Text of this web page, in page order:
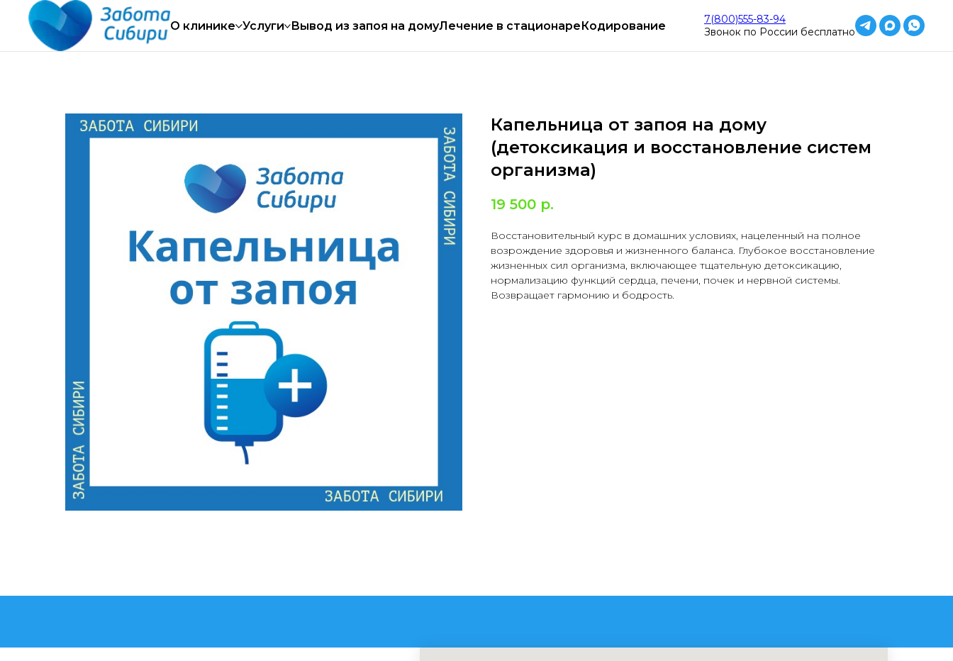
Работаем круглосуточно Работаем круглосуточно Работаем
О клинике Услуги Вывод из запоя на домуЛечение в стационареКодирование
7(800)555-83-94
Звонок по России бесплатно
Капельница от запоя на дому
(детоксикация и восстановление систем
организма)
19 500 р.
Восстановительный курс в домашних условиях, нацеленный на полное
возрождение здоровья и жизненного баланса. Глубокое восстановление
жизненных сил организма, включающее тщательную детоксикацию,
нормализацию функций сердца, печени, почек и нервной системы.
Возвращает гармонию и бодрость.